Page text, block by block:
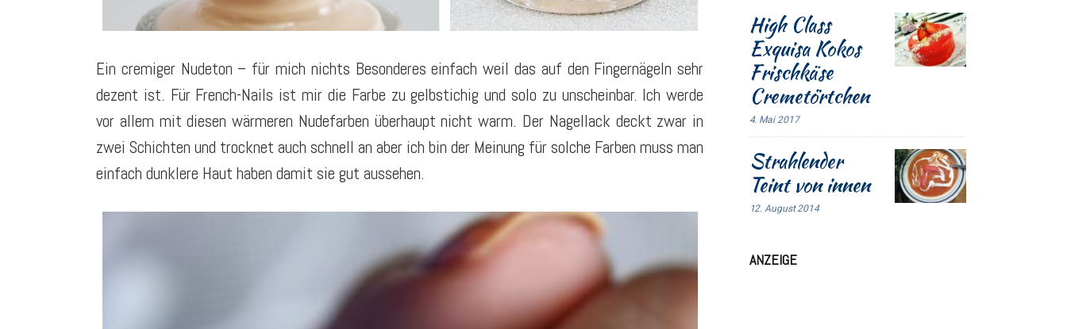
Ein cremiger Nudeton – für mich nichts Besonderes einfach weil das auf den Fingernägeln sehr
dezent ist. Für French-Nails ist mir die Farbe zu gelbstichig und solo zu unscheinbar. Ich werde
vor allem mit diesen wärmeren Nudefarben überhaupt nicht warm. Der Nagellack deckt zwar in
zwei Schichten und trocknet auch schnell an aber ich bin der Meinung für solche Farben muss man
einfach dunklere Haut haben damit sie gut aussehen.
High Class
Exquisa Kokos
Frischkäse
Cremetörtchen
4. Mai 2017
Strahlender
Teint von innen
12. August 2014
ANZEIGE